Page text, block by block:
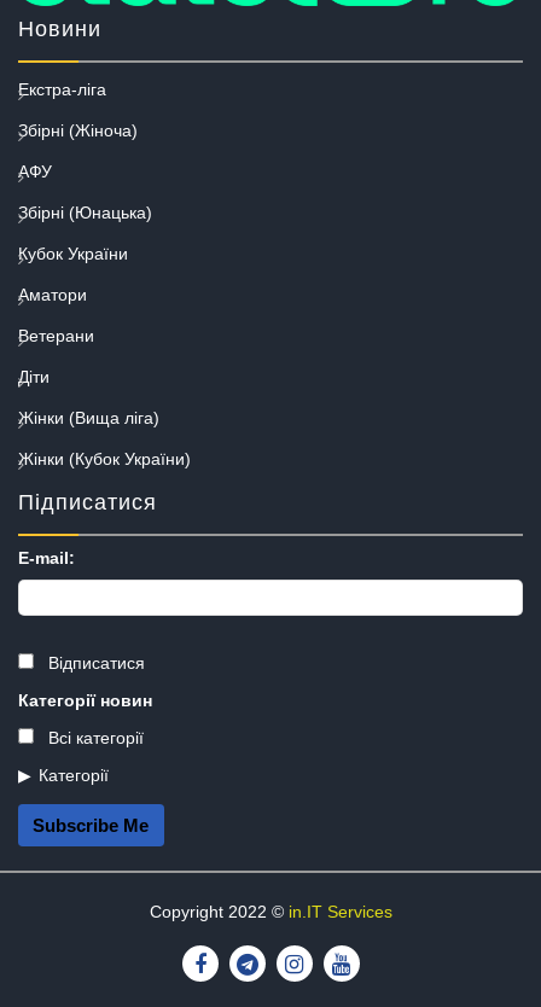
Новини
Екстра-ліга
Збірні (Жіноча)
АФУ
Збірні (Юнацька)
Кубок України
Аматори
Ветерани
Діти
Жінки (Вища ліга)
Жінки (Кубок України)
Підписатися
E-mail:
Відписатися
Категорії новин
Всі категорії
Категорії
Subscribe Me
Copyright 2022 © in.IT Services